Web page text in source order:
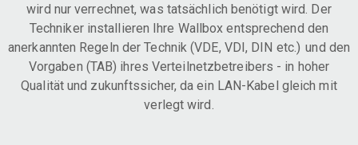
wird nur verrechnet, was tatsächlich benötigt wird. Der
Techniker installieren Ihre Wallbox entsprechend den
anerkannten Regeln der Technik (VDE, VDI, DIN etc.) und den
Vorgaben (TAB) ihres Verteilnetzbetreibers - in hoher
Qualität und zukunftssicher, da ein LAN-Kabel gleich mit
verlegt wird.